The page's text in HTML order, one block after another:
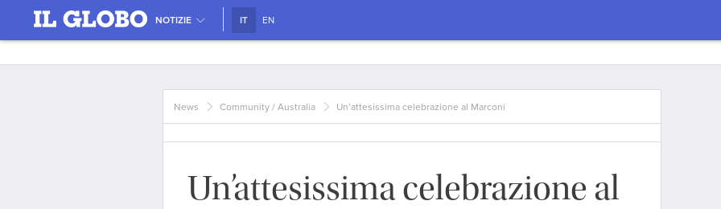
NOTIZIE IT EN
News Community / Australia Un’attesissima celebrazione al Marconi
Un’attesissima celebrazione al